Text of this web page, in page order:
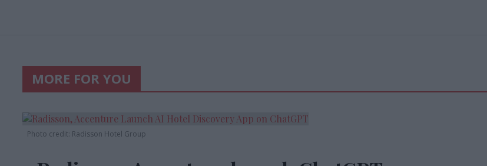
MORE FOR YOU
Photo credit: Radisson Hotel Group